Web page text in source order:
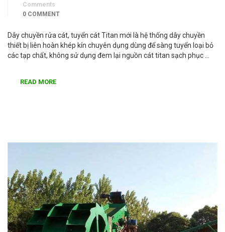
Comments
0 COMMENT
Dây chuyền rửa cát, tuyển cát Titan mới là hệ thống dây chuyền
thiết bị liên hoàn khép kín chuyên dụng dùng để sàng tuyển loại bỏ
các tạp chất, không sử dụng đem lại nguồn cát titan sạch phục …
READ MORE